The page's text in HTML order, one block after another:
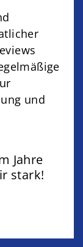
und
Jahre
stark!